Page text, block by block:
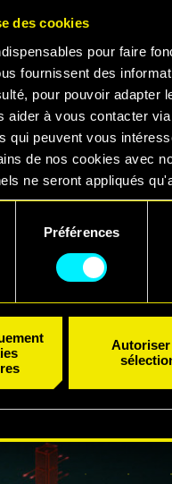
des cookies
pour faire
fournissent des
pour pouvoir adapter
aider à vous contacter
qui peuvent vous
de nos cookies avec
ne seront appliqués
tous les détails
dans le menu
Préférences
Autoriser